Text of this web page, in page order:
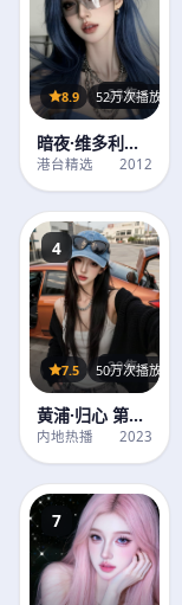
28集
8.9 52万次播放
暗夜·维多利亚
港记 第2季
港台精选 2012
4
29集
7.5 50万次播放
黄浦·归心 第1
季
内地热播 2023
7